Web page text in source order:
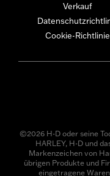
Verkauf
Cookie-Richtlinie
©2026 H-D oder seine
HARLEY, H-D und
Markenzeichen von
übrigen Produkte und
eingetragene